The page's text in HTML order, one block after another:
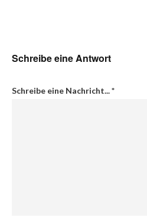
Schreibe eine Antwort
Schreibe eine Nachricht...*